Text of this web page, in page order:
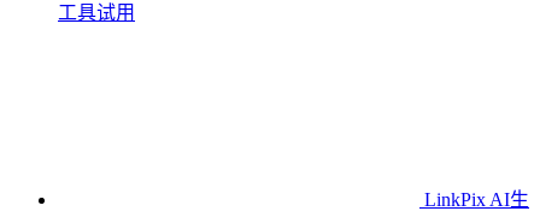
工具试用
LinkPix AI生